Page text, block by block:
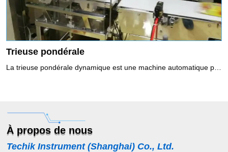
Trieuse pondérale
À propos de nous
Techik Instrument (Shanghai) Co., Ltd.